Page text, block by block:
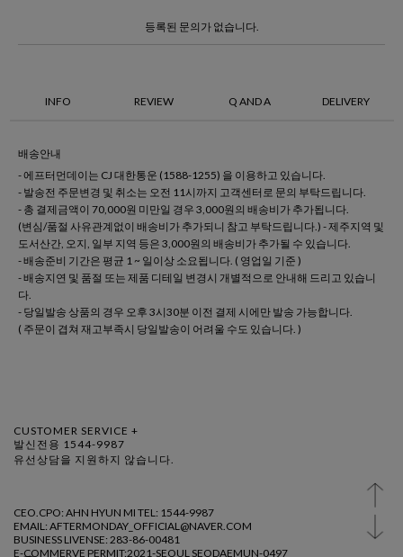
등록된 문의가 없습니다.
INFO REVIEW Q AND A DELIVERY
배송안내
- 에프터먼데이는 CJ 대한통운 (1588-1255) 을 이용하고 있습니다.
- 발송전 주문변경 및 취소는 오전 11시까지 고객센터로 문의 부탁드립니다.
- 총 결제금액이 70,000원 미만일 경우 3,000원의 배송비가 추가됩니다.
(변심/품절 사유관계없이 배송비가 추가되니 참고 부탁드립니다.) - 제주지역 및
도서산간, 오지, 일부 지역 등은 3,000원의 배송비가 추가될 수 있습니다.
- 배송준비 기간은 평균 1 ~ 일이상 소요됩니다. ( 영업일 기준 )
- 배송지연 및 품절 또는 제품 디테일 변경시 개별적으로 안내해 드리고 있습니
다.
- 당일발송 상품의 경우 오후 3시30분 이전 결제 시에만 발송 가능합니다.
( 주문이 겹쳐 재고부족시 당일발송이 어려울 수도 있습니다. )
CUSTOMER SERVICE +
발신전용 1544-9987
유선상담을 지원하지 않습니다.
CEO.CPO: AHN HYUN MI TEL: 1544-9987
EMAIL: AFTERMONDAY_OFFICIAL@NAVER.COM
BUSINESS LIVENSE: 283-86-00481
E-COMMERVE PERMIT:2021-SEOUL SEODAEMUN-0497